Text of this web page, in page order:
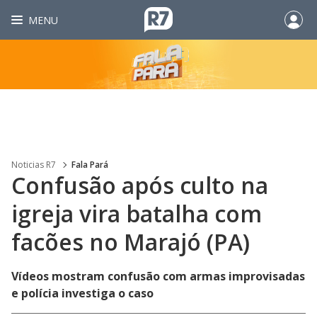
MENU
Noticias R7 Fala Pará
Confusão após culto na
igreja vira batalha com
facões no Marajó (PA)
Vídeos mostram confusão com armas improvisadas
e polícia investiga o caso